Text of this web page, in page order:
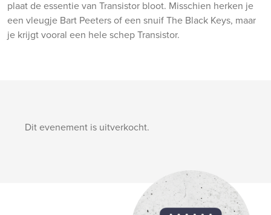
plaat de essentie van Transistor bloot. Misschien herken je
een vleugje Bart Peeters of een snuif The Black Keys, maar
je krijgt vooral een hele schep Transistor.
Dit evenement is uitverkocht.